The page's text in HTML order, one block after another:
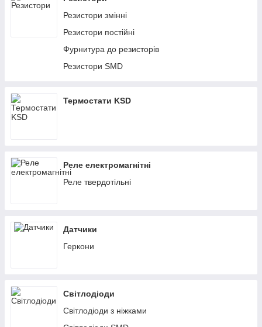
Резистори змінні
Резистори постійні
Фурнитура до резисторів
Резистори SMD
Термостати KSD
Реле електромагнітні
Реле твердотільні
Датчики
Геркони
Світлодіоди
Світлодіоди з ніжками